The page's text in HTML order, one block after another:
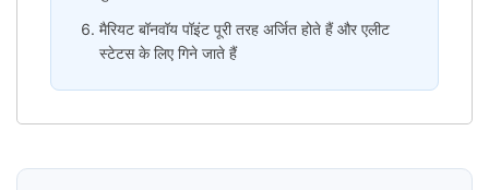
मैरियट बॉनवॉय पॉइंट पूरी तरह अर्जित होते हैं और एलीट
स्टेटस के लिए गिने जाते हैं